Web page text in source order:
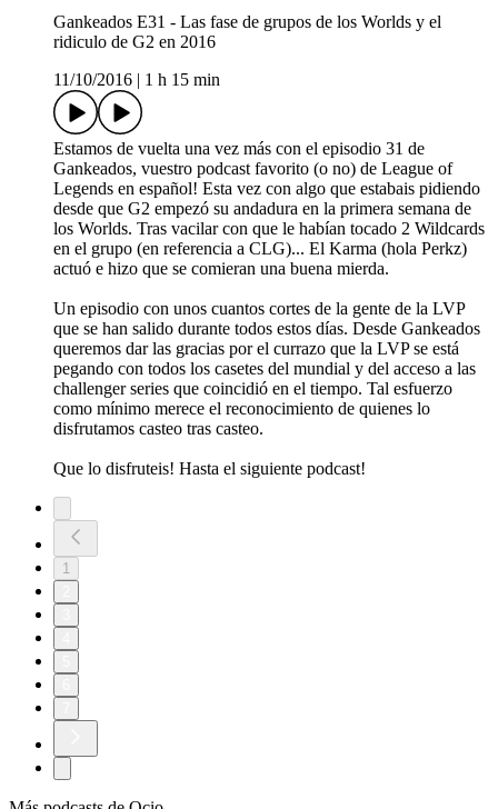
Gankeados E31 - Las fase de grupos de los Worlds y el
ridiculo de G2 en 2016
11/10/2016
1 h 15 min
Estamos de vuelta una vez más con el episodio 31 de
Gankeados, vuestro podcast favorito (o no) de League of
Legends en español! Esta vez con algo que estabais pidiendo
desde que G2 empezó su andadura en la primera semana de
los Worlds. Tras vacilar con que le habían tocado 2 Wildcards
en el grupo (en referencia a CLG)... El Karma (hola Perkz)
actuó e hizo que se comieran una buena mierda.
Un episodio con unos cuantos cortes de la gente de la LVP
que se han salido durante todos estos días. Desde Gankeados
queremos dar las gracias por el currazo que la LVP se está
pegando con todos los casetes del mundial y del acceso a las
challenger series que coincidió en el tiempo. Tal esfuerzo
como mínimo merece el reconocimiento de quienes lo
disfrutamos casteo tras casteo.
Que lo disfruteis! Hasta el siguiente podcast!
1